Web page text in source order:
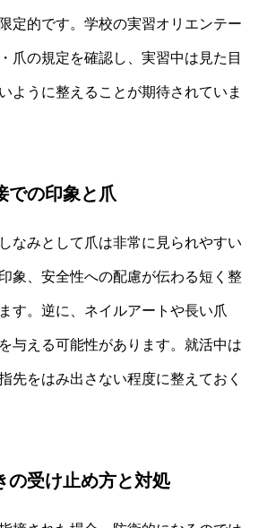
定的です。学校の実習オリエンテー
爪の規定を確認し、実習中は見た目
ように整えることが期待されていま
での印象と爪
なみとして爪は非常に見られやすい
象、安全性への配慮が伝わる短く整
す。逆に、ネイルアートや長い爪
与える可能性があります。就活中は
先をはみ出さない程度に整えておく
の受け止め方と対処